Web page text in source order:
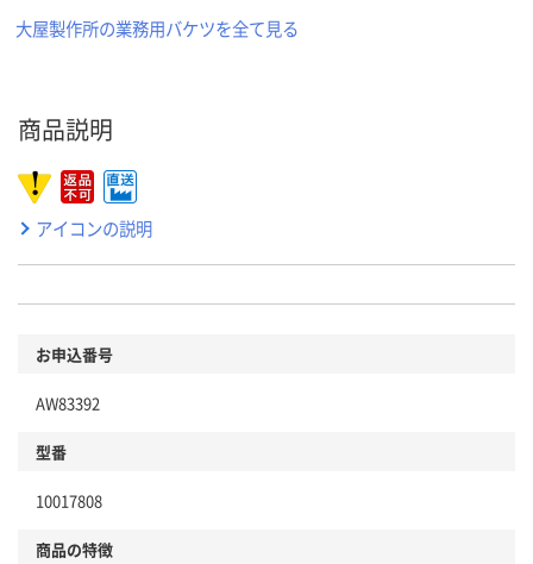
大屋製作所の業務用バケツを全て見る
商品説明
アイコンの説明
お申込番号
AW83392
型番
10017808
商品の特徴